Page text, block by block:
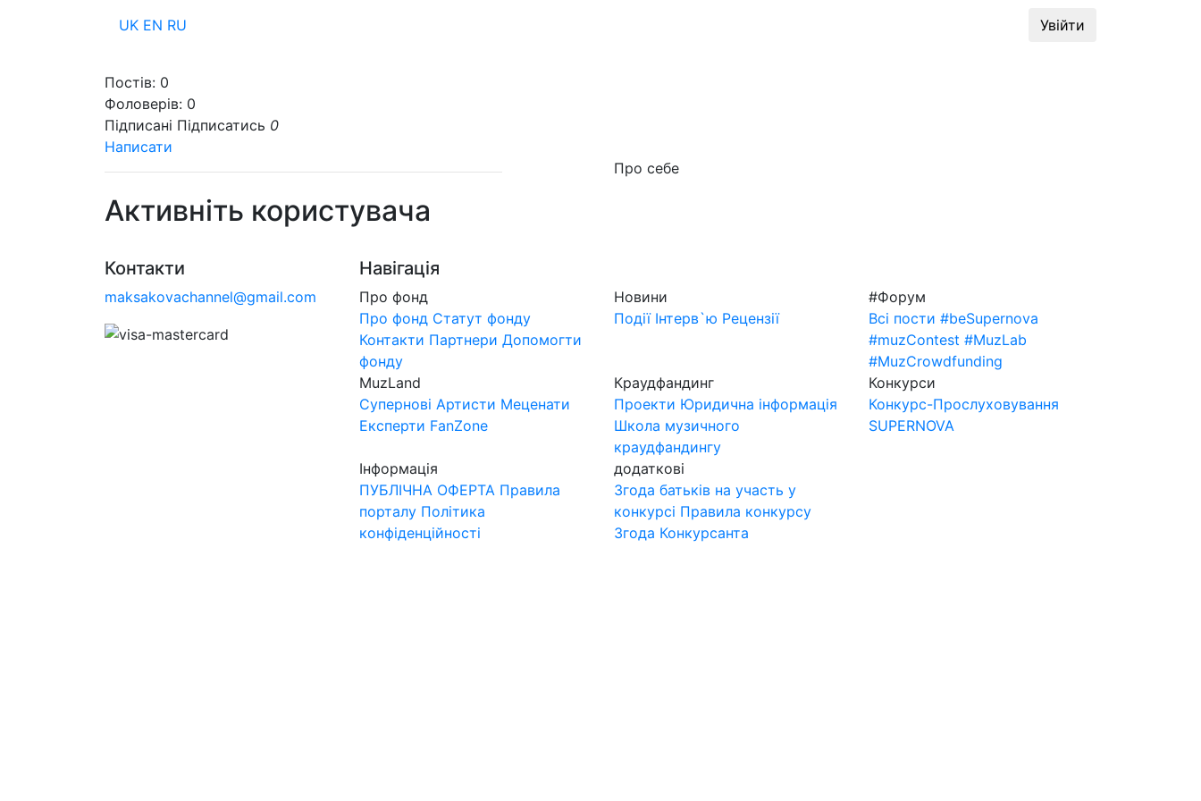
UK EN RU Увійти
Постів: 0
Фоловерів: 0
Підписані Підписатись 0
Написати
Про себе
Активніть користувача
Контакти
maksakovachannel@gmail.com
Навігація
Про фонд
Про фонд Статут фонду
Контакти Партнери Допомогти
фонду
Новини
Події Інтерв`ю Рецензії
#Форум
Всі пости #beSupernova
#muzContest #MuzLab
#MuzCrowdfunding
MuzLand
Супернові Артисти Меценати
Експерти FanZone
Краудфандинг
Проекти Юридична інформація
Школа музичного
краудфандингу
Конкурси
Конкурс-Прослуховування
SUPERNOVA
Інформація
ПУБЛІЧНА ОФЕРТА Правила
порталу Політика
конфіденційності
додаткові
Згода батьків на участь у
конкурсі Правила конкурсу
Згода Конкурсанта